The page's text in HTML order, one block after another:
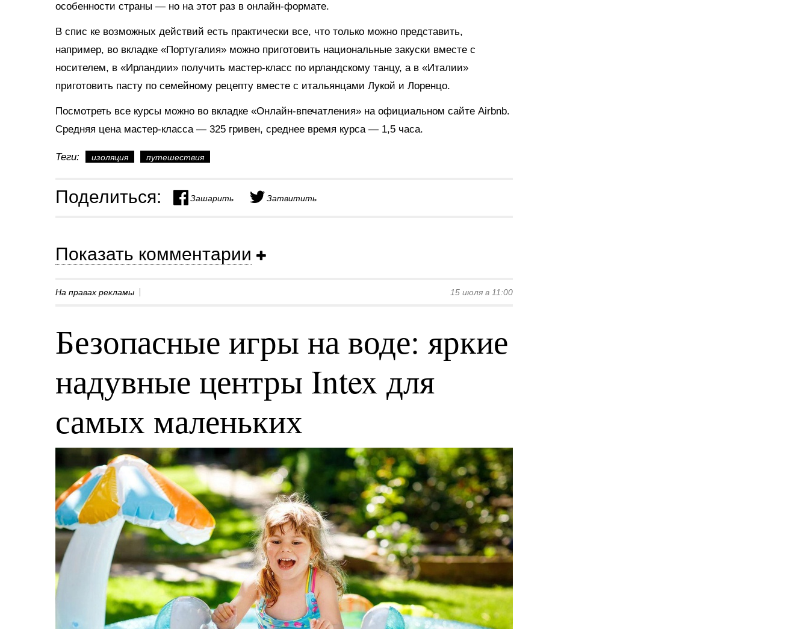
особенности страны — но на этот раз в онлайн-формате.
В спис ке возможных действий есть практически все, что только можно представить,
например, во вкладке «Португалия» можно приготовить национальные закуски вместе с
носителем, в «Ирландии» получить мастер-класс по ирландскому танцу, а в «Италии»
приготовить пасту по семейному рецепту вместе с итальянцами Лукой и Лоренцо.
Посмотреть все курсы можно во вкладке «Онлайн-впечатления» на официальном сайте Airbnb.
Средняя цена мастер-класса — 325 гривен, среднее время курса — 1,5 часа.
Теги: изоляция путешествия
Поделиться: Зашарить Затвитить
Показать комментарии
На правах рекламы 15 июля в 11:00
Безопасные игры на воде: яркие
надувные центры Intex для
самых маленьких